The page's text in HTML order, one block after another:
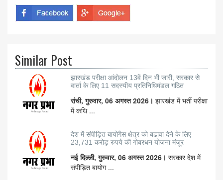
Similar Post
झारखंड परीक्षा आंदोलन 13वें दिन भी जारी, सरकार से
वार्ता के लिए 11 सदस्यीय प्रतिनिधिमंडल गठित
रांची, गुरुवार, 06 अगस्त 2026। झारखंड में भर्ती परीक्षा
में कथि ...
देश में संपीड़ित बायोगैस क्षेत्र को बढावा देने के लिए
23,731 करोड़ रुपये की गोबरधन योजना मंजूर
नई दिल्ली, गुरुवार, 06 अगस्त 2026। सरकार देश में
संपीड़ित बायोग ...